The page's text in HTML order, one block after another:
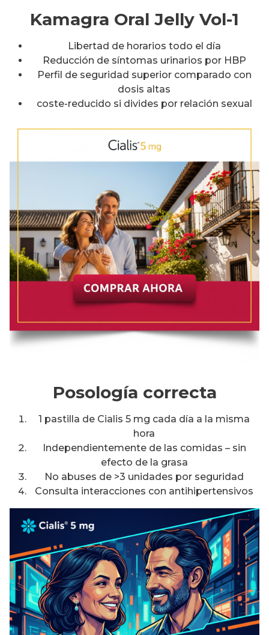
Kamagra Oral Jelly Vol-1
Libertad de horarios todo el día
Reducción de síntomas urinarios por HBP
Perfil de seguridad superior comparado con
dosis altas
coste-reducido si divides por relación sexual
Posología correcta
1 pastilla de Cialis 5 mg cada día a la misma
hora
Independientemente de las comidas – sin
efecto de la grasa
No abuses de >3 unidades por seguridad
Consulta interacciones con antihipertensivos